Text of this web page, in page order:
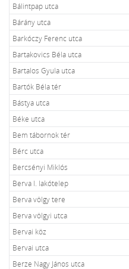
Bálintpap utca
Bárány utca
Barkóczy Ferenc utca
Bartakovics Béla utca
Bartalos Gyula utca
Bartók Béla tér
Bástya utca
Béke utca
Bem tábornok tér
Bérc utca
Bercsényi Miklós
Berva I. lakótelep
Berva völgy tere
Berva völgyi utca
Bervai köz
Bervai utca
Berze Nagy János utca